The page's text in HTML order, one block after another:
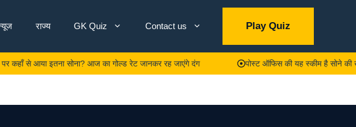
राज्य GK Quiz Contact us Play Quiz
इतना सोना? आज का गोल्ड रेट जानकर रह जाएंगे दंग पोस्ट ऑफिस की यह स्कीम है सोने की खान!